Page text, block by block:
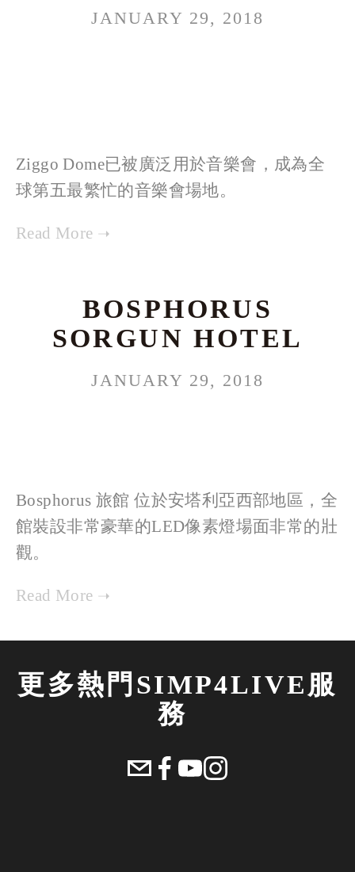
JANUARY 29, 2018
Ziggo Dome已被廣泛用於音樂會，成為全
球第五最繁忙的音樂會場地。
BOSPHORUS
SORGUN HOTEL
JANUARY 29, 2018
Bosphorus 旅館 位於安塔利亞西部地區，全
館裝設非常豪華的LED像素燈場面非常的壯
觀。
更多熱門SIMP4LIVE服
務